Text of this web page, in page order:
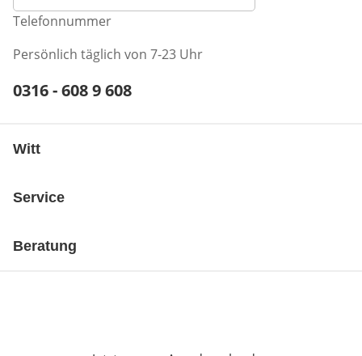
Telefonnummer
Persönlich täglich von 7-23 Uhr
Telefonnummer:
0316 - 608 9 608
Witt
Service
Beratung